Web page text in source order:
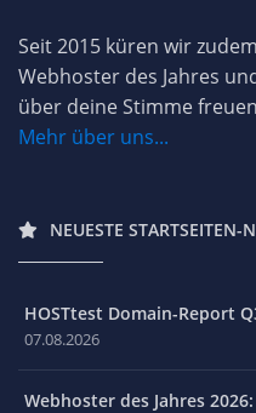
Seit 2015 küren wir
Webhoster des Jahres
über deine Stimme
Mehr über uns...
NEUESTE STARTSEITEN-
HOSTtest Domain-Report
07.08.2026
Webhoster des Jahres